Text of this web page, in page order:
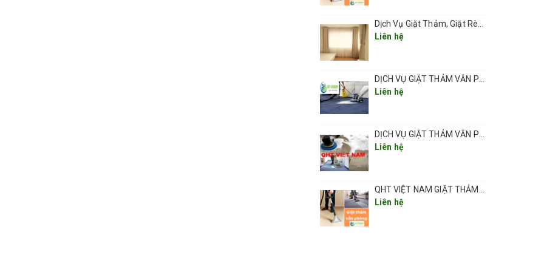
dịch vụ giặt thảm tận nơi giá rẻ, chuyên nghiệp đúng quy trình, bài bản, tỉ
cho thảm sau khi sử dụng dịch vụ.
Liên hệ
Liên hệ
Liên hệ
Liên hệ